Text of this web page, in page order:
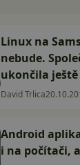
Linux na
nebude.
ukončila
David Trlica
Android
i na počítači,